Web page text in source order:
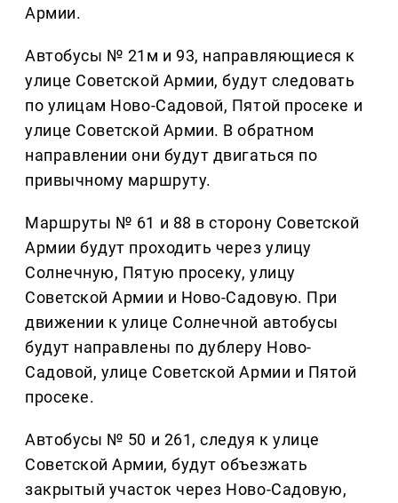
Армии.
Автобусы № 21м и 93, направляющиеся к
улице Советской Армии, будут следовать
по улицам Ново-Садовой, Пятой просеке и
улице Советской Армии. В обратном
направлении они будут двигаться по
привычному маршруту.
Маршруты № 61 и 88 в сторону Советской
Армии будут проходить через улицу
Солнечную, Пятую просеку, улицу
Советской Армии и Ново-Садовую. При
движении к улице Солнечной автобусы
будут направлены по дублеру Ново-
Садовой, улице Советской Армии и Пятой
просеке.
Автобусы № 50 и 261, следуя к улице
Советской Армии, будут объезжать
закрытый участок через Ново-Садовую,